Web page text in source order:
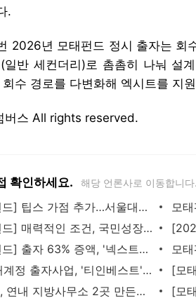
.
2026년 모태펀드 정시 출자는 회
반 세컨더리)로 촘촘히 나눠 설
수 경로를 다변화해 엑시트를 지
스 All rights reserved.
확인하세요. 해당 언론사로 이동합니
[2026 모태펀드] 팁스 가점 추가…서울대기술지주 ‘잔혹사’ 끊을까 - 넘버스
[2026 모태펀드] 매력적인 조건, 국민성장펀드 수요 흡수하나 - 넘버스
[2026 모태펀드] 출자 63% 증액, '넥스트유니콘' 전진 배치 - 넘버스
모태펀드 특허계정 출자사업, '티인베스트' 등 2곳 출사표 - 넘버스
한국벤처투자, 연내 지방사무소 2곳 만든다 - 넘버스